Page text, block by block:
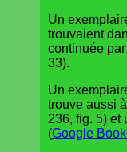
Un
trouvaient
continuée
33).
Un
trouve aussi
236, fig. 5) et
(Google